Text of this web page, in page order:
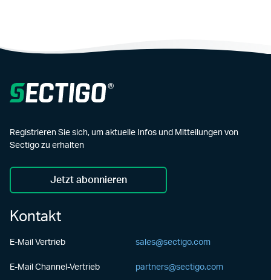
Registrieren Sie sich, um aktuelle Infos und Mitteilungen von
Sectigo zu erhalten
Jetzt abonnieren
Kontakt
E-Mail Vertrieb sales@sectigo.com
E-Mail Channel-Vertrieb partners@sectigo.com